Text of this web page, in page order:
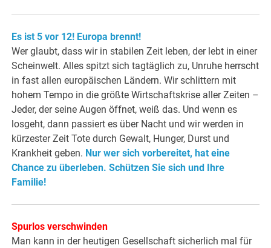
Es ist 5 vor 12! Europa brennt!
Wer glaubt, dass wir in stabilen Zeit leben, der lebt in einer
Scheinwelt. Alles spitzt sich tagtäglich zu, Unruhe herrscht
in fast allen europäischen Ländern. Wir schlittern mit
hohem Tempo in die größte Wirtschaftskrise aller Zeiten –
Jeder, der seine Augen öffnet, weiß das. Und wenn es
losgeht, dann passiert es über Nacht und wir werden in
kürzester Zeit Tote durch Gewalt, Hunger, Durst und
Krankheit geben. Nur wer sich vorbereitet, hat eine
Chance zu überleben. Schützen Sie sich und Ihre
Familie!
Spurlos verschwinden
Man kann in der heutigen Gesellschaft sicherlich mal für